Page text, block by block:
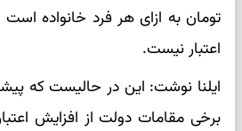
تومان به ازای هر فرد خانواده
اعتبار نیست.
ایلنا نوشت: این در حالیست که
برخی مقامات دولت از افزایش